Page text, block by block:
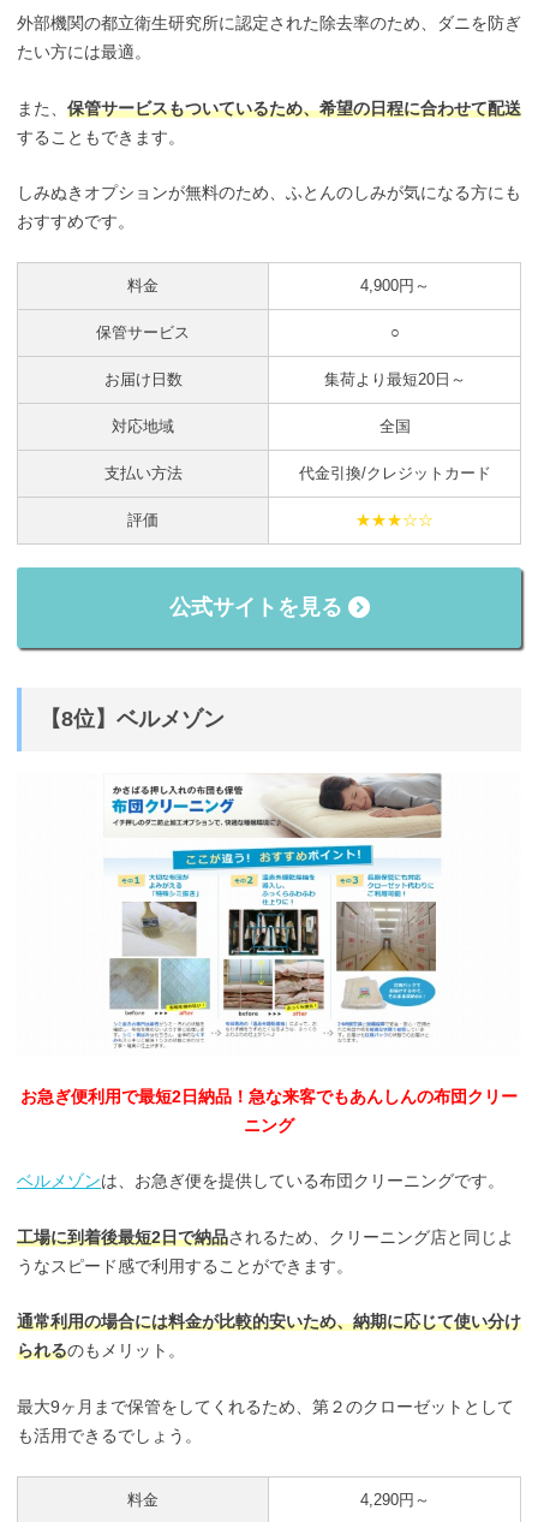
外部機関の都立衛生研究所に認定された除去率のため、ダニを防ぎ
たい方には最適。
また、 保管サービスもついているため、希望の日程に合わせて配送
することもできます。
しみぬきオプションが無料のため、ふとんのしみが気になる方にも
おすすめです。
料金 4,900円～
保管サービス ○
お届け日数 集荷より最短20日～
対応地域 全国
支払い方法 代金引換/クレジットカード
評価 ★★★☆☆
公式サイトを見る
【8位】ベルメゾン
お急ぎ便利用で最短2日納品！急な来客でもあんしんの布団クリー
ニング
ベルメゾンは、お急ぎ便を提供している布団クリーニングです。
工場に到着後最短2日で納品されるため、クリーニング店と同じよ
うなスピード感で利用することができます。
通常利用の場合には料金が比較的安いため、納期に応じて使い分け
られるのもメリット。
最大9ヶ月まで保管をしてくれるため、第２のクローゼットとして
も活用できるでしょう。
料金 4,290円～